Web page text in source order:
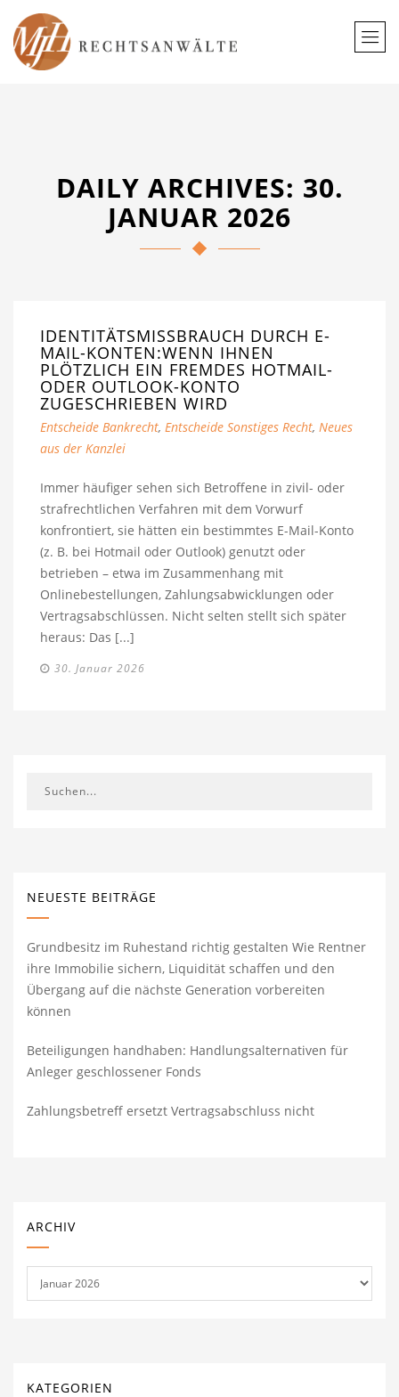
DAILY ARCHIVES: 30.
JANUAR 2026
IDENTITÄTSMISSBRAUCH DURCH E-
MAIL-KONTEN:WENN IHNEN
PLÖTZLICH EIN FREMDES HOTMAIL-
ODER OUTLOOK-KONTO
ZUGESCHRIEBEN WIRD
Entscheide Bankrecht, Entscheide Sonstiges Recht, Neues
aus der Kanzlei
Immer häufiger sehen sich Betroffene in zivil- oder
strafrechtlichen Verfahren mit dem Vorwurf
konfrontiert, sie hätten ein bestimmtes E-Mail-Konto
(z. B. bei Hotmail oder Outlook) genutzt oder
betrieben – etwa im Zusammenhang mit
Onlinebestellungen, Zahlungsabwicklungen oder
Vertragsabschlüssen. Nicht selten stellt sich später
heraus: Das [...]
30. Januar 2026
NEUESTE BEITRÄGE
Grundbesitz im Ruhestand richtig gestalten Wie Rentner
ihre Immobilie sichern, Liquidität schaffen und den
Übergang auf die nächste Generation vorbereiten
können
Beteiligungen handhaben: Handlungsalternativen für
Anleger geschlossener Fonds
Zahlungsbetreff ersetzt Vertragsabschluss nicht
ARCHIV
KATEGORIEN